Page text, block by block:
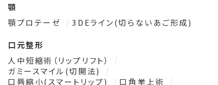
顎
顎プロテーゼ
3DEライン(切らないあご形成)
口元整形
人中短縮術（リップリフト）
ガミースマイル(切開法)
口唇縮小(スマートリップ)
口角挙上術